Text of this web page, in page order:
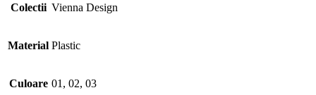
Colectii Vienna Design
Material Plastic
Culoare 01, 02, 03